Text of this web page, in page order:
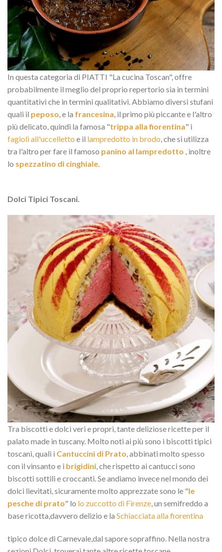
In questa categoria di PIATTI "La cucina Toscan", offre
probabilmente il meglio del proprio repertorio sia in termini
quantitativi che in termini qualitativi. Abbiamo diversi stufani
quali il peposo, e la francesina, il primo più piccante e l'altro
più delicato, quindi la famosa "trippa alla fiorentina" i
fagioli all'uccelletto e il lampredotto in brodo, che si utilizza
tra l'altro per fare il famoso panino al lampredotto , inoltre
lo spezzatino di cinghiale.
Dolci Tipici Toscani.
Tra biscotti e dolci veri e propri, tante deliziose ricette per il
palato made in tuscany. Molto noti ai più sono i biscotti tipici
toscani, quali i Cantuccini di Prato, abbinati molto spesso
con il vinsanto e i brigidini, che rispetto ai cantucci sono
biscotti sottili e croccanti. Se andiamo invece nel mondo dei
dolci lievitati, sicuramente molto apprezzate sono le "le
pesche di prato" lo lo zuccotto di Firenze, un semifreddo a
base ricotta,davvero delizio e la Schiacciata alla fiorentina
tipico dolce di Carnevale,dal sapore sopraffino. Nella nostra